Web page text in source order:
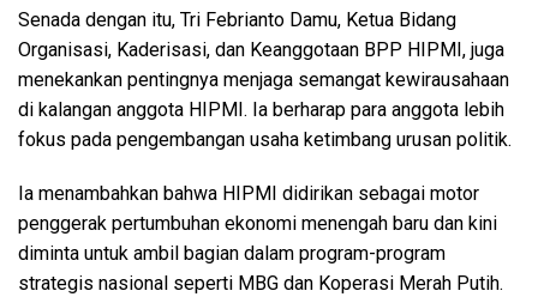
Senada dengan itu, Tri Febrianto Damu, Ketua Bidang
Organisasi, Kaderisasi, dan Keanggotaan BPP HIPMI, juga
menekankan pentingnya menjaga semangat kewirausahaan
di kalangan anggota HIPMI. Ia berharap para anggota lebih
fokus pada pengembangan usaha ketimbang urusan politik.
Ia menambahkan bahwa HIPMI didirikan sebagai motor
penggerak pertumbuhan ekonomi menengah baru dan kini
diminta untuk ambil bagian dalam program-program
strategis nasional seperti MBG dan Koperasi Merah Putih.